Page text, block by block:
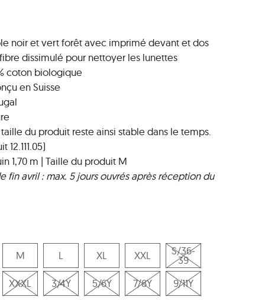
noir et vert forêt avec imprimé devant et dos
dissimulé pour nettoyer les lunettes
coton biologique
en Suisse
du produit reste ainsi stable dans le temps.
1,70 m | Taille du produit M
fin avril : max. 5 jours ouvrés après réception du
M L XL XXL S/36-
39
XXXL
3/4Y 5/6Y 7/8Y 9/11Y